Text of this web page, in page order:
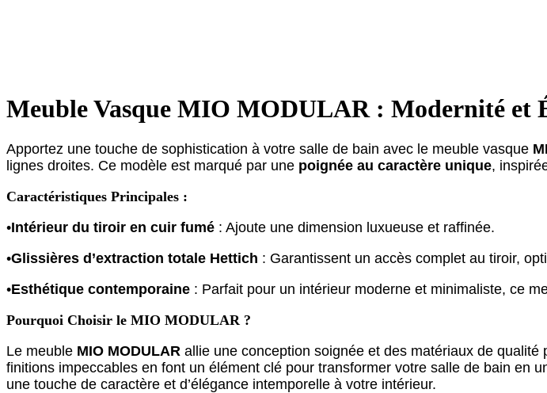
Meuble Vasque MIO MODULAR : Modernité et
Apportez une touche de sophistication à votre salle de bain avec le meuble vasque
lignes droites. Ce modèle est marqué par une poignée au caractère unique,
Caractéristiques Principales :
•Intérieur du tiroir en cuir fumé : Ajoute une dimension luxueuse et raffinée.
•Glissières d’extraction totale Hettich : Garantissent un accès complet au tiroir,
•Esthétique contemporaine : Parfait pour un intérieur moderne et minimaliste, ce
Pourquoi Choisir le MIO MODULAR ?
Le meuble MIO MODULAR allie une conception soignée et des matériaux de
finitions impeccables en font un élément clé pour transformer votre salle de bain en
une touche de caractère et d’élégance intemporelle à votre intérieur.